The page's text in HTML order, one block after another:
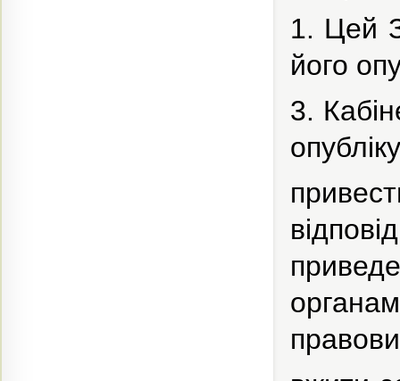
1. Цей
його
3.